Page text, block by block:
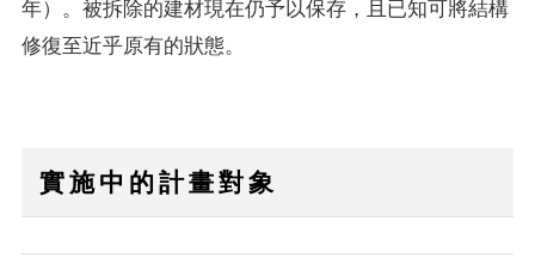
年）。被拆除的建材現在仍予以保存，且已知可將結構
修復至近乎原有的狀態。
實施中的計畫對象